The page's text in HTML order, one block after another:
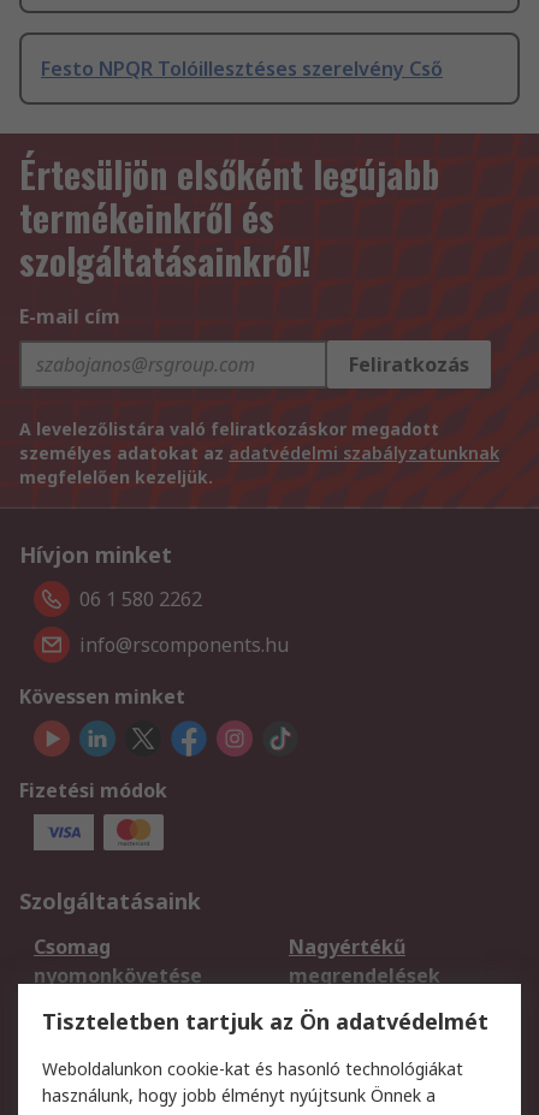
Festo NPQR Tolóillesztéses szerelvény Cső
Értesüljön elsőként legújabb
termékeinkről és
szolgáltatásainkról!
E-mail cím
Feliratkozás
A levelezőlistára való feliratkozáskor megadott
személyes adatokat az adatvédelmi szabályzatunknak
megfelelően kezeljük.
Hívjon minket
06 1 580 2262
info@rscomponents.hu
Kövessen minket
Fizetési módok
Szolgáltatásaink
Csomag
nyomonkövetése
Nagyértékű
megrendelések
Regisztráció
Szállítás
Termékvisszaküldés
Szolgáltatások
Tiszteletben tartjuk az Ön adatvédelmét
Weboldalunkon cookie-kat és hasonló technológiákat
használunk, hogy jobb élményt nyújtsunk Önnek a